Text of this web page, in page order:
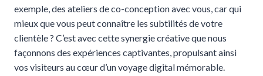
exemple, des ateliers de co-conception avec vous, car qui
mieux que vous peut connaître les subtilités de votre
clientèle ? C’est avec cette synergie créative que nous
façonnons des expériences captivantes, propulsant ainsi
vos visiteurs au cœur d’un voyage digital mémorable.